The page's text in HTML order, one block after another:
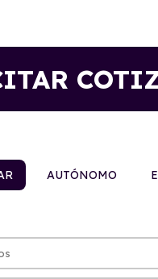
AUTÓNOMO